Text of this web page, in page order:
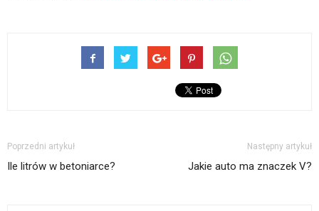
Poprzedni artykuł
Ile litrów w betoniarce?
Następny artykuł
Jakie auto ma znaczek V?